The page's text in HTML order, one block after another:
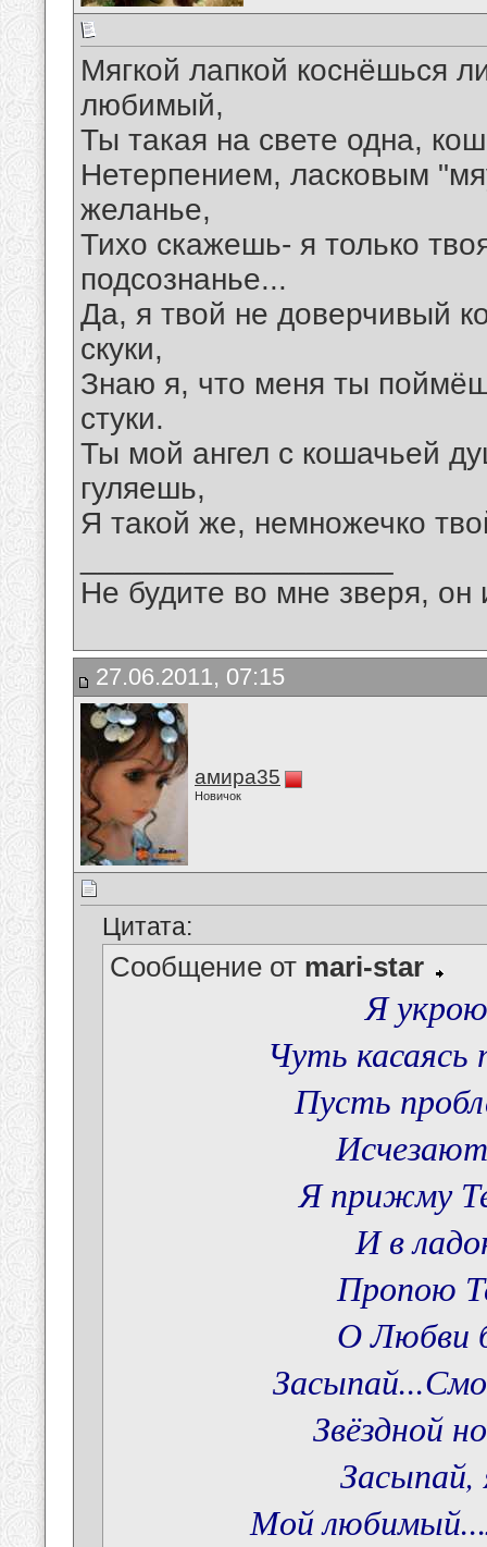
Мягкой лапкой коснёшься
любимый,
Ты такая на свете одна,
Нетерпением, ласковым
желанье,
Тихо скажешь- я только
подсознанье...
Да, я твой не доверчивый
скуки,
Знаю я, что меня ты
стуки.
Ты мой ангел с кошачьей
гуляешь,
Я такой же, немножечко
Не будите во мне зверя, он
27.06.2011, 07:15
амира35
Новичок
Цитата:
Сообщение от mari-star
Я
Чуть
Пусть
Я прижму
И в
Пропою
О Любви
Звёздной
Засыпай,
Мой